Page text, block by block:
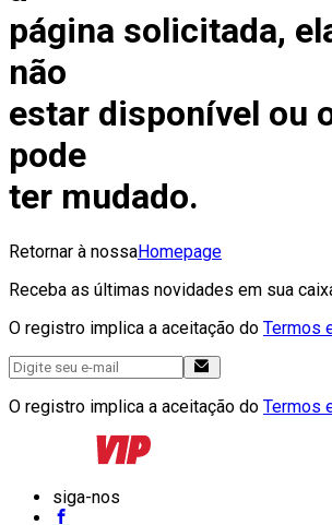
página solicitada,
não
estar disponível ou
pode
ter mudado.
Retornar à nossaHomepage
Receba as últimas novidades em sua
O registro implica a aceitação do Termos
O registro implica a aceitação do Termos
siga-nos